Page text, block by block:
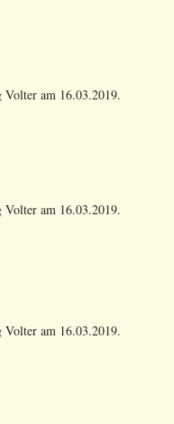
am 16.03.2019.
am 16.03.2019.
am 16.03.2019.